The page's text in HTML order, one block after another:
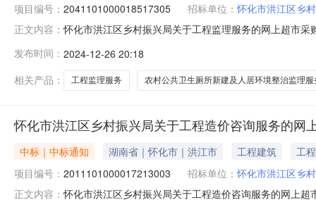
项目编号： 2041101000018517305 招标单位： 怀化市洪江区乡
正文内容： 怀化市洪江区乡村振兴局关于工程监理服务的网上超市
政区划名称:湖南省怀化市洪江管理区报价起止时间:-二
发布时间： 2024-12-26 20:18
相关产品：
工程监理服务 农村公共卫生厕所新建及人居环境整治监理服
怀化市洪江区乡村振兴局关于工程造价咨询服务的网
中标｜中标通知 湖南省｜怀化市｜洪江市 工程建筑
工程
项目编号： 2011101000017213003 招标单位： 怀化市洪江区乡
正文内容： 怀化市洪江区乡村振兴局关于工程造价咨询服务的网上